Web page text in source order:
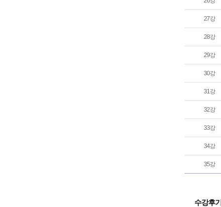
27강
28강
29강
30강
31강
32강
33강
34강
35강
수강후